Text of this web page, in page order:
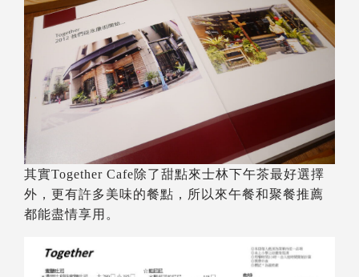
其實Together Cafe除了甜點來士林下午茶最好選擇
外，更有許多美味的餐點，所以來午餐和聚餐推薦
都能盡情享用。